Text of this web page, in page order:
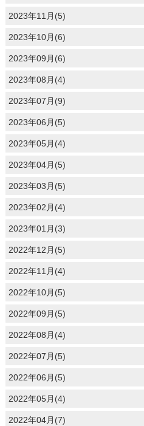
2023年11月(5)
2023年10月(6)
2023年09月(6)
2023年08月(4)
2023年07月(9)
2023年06月(5)
2023年05月(4)
2023年04月(5)
2023年03月(5)
2023年02月(4)
2023年01月(3)
2022年12月(5)
2022年11月(4)
2022年10月(5)
2022年09月(5)
2022年08月(4)
2022年07月(5)
2022年06月(5)
2022年05月(4)
2022年04月(7)